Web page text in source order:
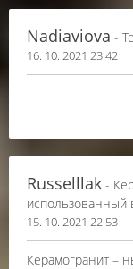
Nadiaviova -
16. 10. 2021 23:42
Russelllak -
использованный
15. 10. 2021 22:53
Керамогранит –